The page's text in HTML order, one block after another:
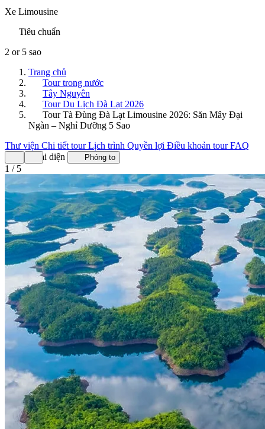
Xe Limousine
Tiêu chuẩn
2 or 5 sao
Trang chủ
Tour trong nước
Tây Nguyên
Tour Du Lịch Đà Lạt 2026
Tour Tà Đùng Đà Lạt Limousine 2026: Săn Mây Đại
Ngàn – Nghỉ Dưỡng 5 Sao
Thư viện Chi tiết tourLịch trình Quyền lợi Điều khoản tourFAQ
Ảnh đại diện
Phóng to
1 / 5